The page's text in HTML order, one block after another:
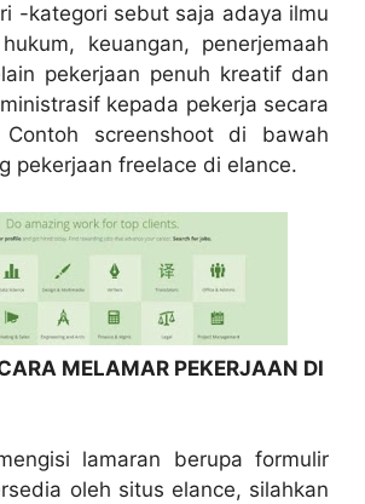
-kategori sebut saja adaya ilmu
keuangan, penerjemaah
pekerjaan penuh kreatif dan
kepada pekerja secara
Contoh screenshoot di bawah
pekerjaan freelace di elance.
MELAMAR PEKERJAAN DI
lamaran berupa formulir
oleh situs elance, silahkan